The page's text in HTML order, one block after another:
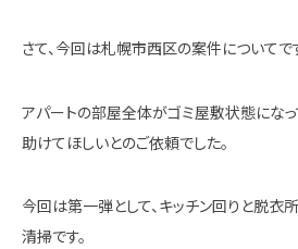
さて、今回は札幌市西区の案件についてで
アパートの部屋全体がゴミ屋敷状態になっ
助けてほしいとのご依頼でした。
今回は第一弾として、キッチン回りと脱衣
清掃です。